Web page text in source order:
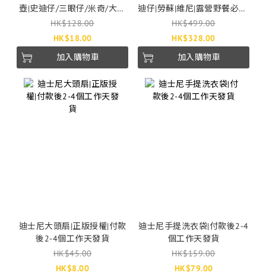
壺|史迪仔/三眼仔/米奇/大鼻
鋼牙|付款後3-7個工作天發貨
HK$128.00
HK$18.00
加入購物車
迪仔|勞蘇|維尼|露營野餐必備|
付款後2-4個工作天發貨
HK$499.00
HK$328.00
加入購物車
迪士尼大頭扇|正版授權|付款
後2-4個工作天發貨
HK$45.00
HK$8.00
迪士尼手提洗衣袋|付款後2-4
個工作天發貨
HK$159.00
HK$79.00